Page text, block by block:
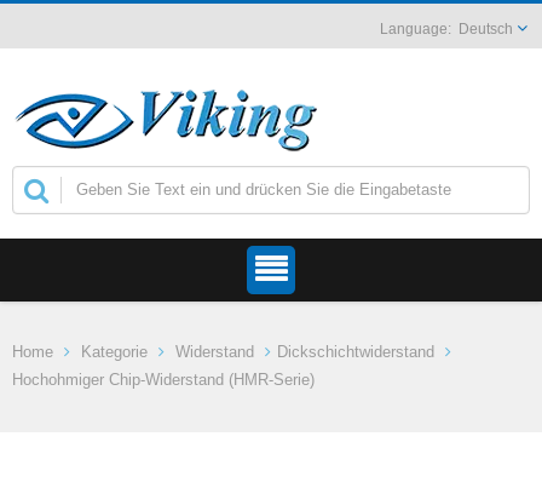
Deutsch
Home Kategorie Widerstand
Dickschichtwiderstand
Hochohmiger Chip-Widerstand (HMR-Serie)